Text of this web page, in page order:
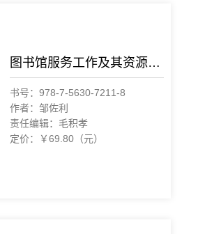
图书馆服务工作及其资源建设研究
书号：978-7-5630-7211-8
作者：邹佐利
责任编辑：毛积孝
定价：￥69.80（元）